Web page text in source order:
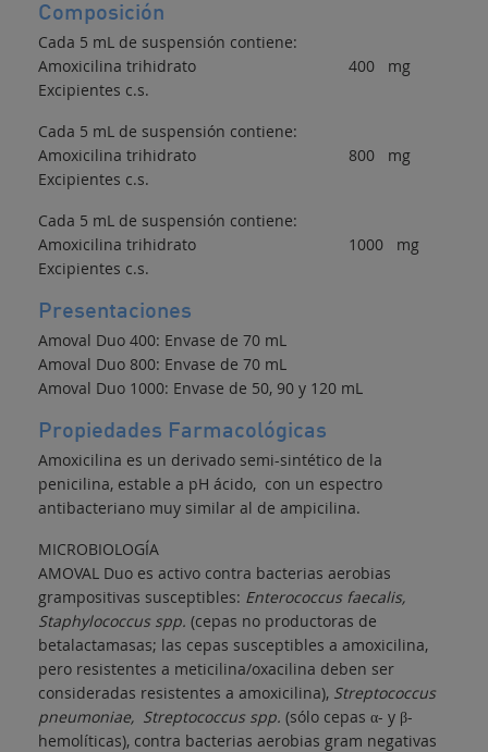
Composición
Cada 5 mL de suspensión contiene:
Amoxicilina trihidrato 400 mg
Excipientes c.s.
Cada 5 mL de suspensión contiene:
Amoxicilina trihidrato 800 mg
Excipientes c.s.
Cada 5 mL de suspensión contiene:
Amoxicilina trihidrato 1000 mg
Excipientes c.s.
Presentaciones
Amoval Duo 400: Envase de 70 mL
Amoval Duo 800: Envase de 70 mL
Amoval Duo 1000: Envase de 50, 90 y 120 mL
Propiedades Farmacológicas
Amoxicilina es un derivado semi-sintético de la
penicilina, estable a pH ácido, con un espectro
antibacteriano muy similar al de ampicilina.
MICROBIOLOGÍA
AMOVAL Duo es activo contra bacterias aerobias
grampositivas susceptibles: Enterococcus faecalis,
Staphylococcus spp. (cepas no productoras de
betalactamasas; las cepas susceptibles a amoxicilina,
pero resistentes a meticilina/oxacilina deben ser
consideradas resistentes a amoxicilina), Streptococcus
pneumoniae, Streptococcus spp. (sólo cepas α- y β-
hemolíticas), contra bacterias aerobias gram negativas